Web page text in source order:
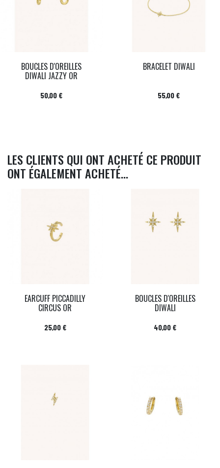
BOUCLES D'OREILLES
DIWALI JAZZY OR
Prix
50,00 €
BRACELET DIWALI
Prix
55,00 €
LES CLIENTS QUI ONT ACHETÉ CE PRODUIT
ONT ÉGALEMENT ACHETÉ...
EARCUFF PICCADILLY
CIRCUS OR
Prix
25,00 €
BOUCLES D'OREILLES
DIWALI
Prix
40,00 €